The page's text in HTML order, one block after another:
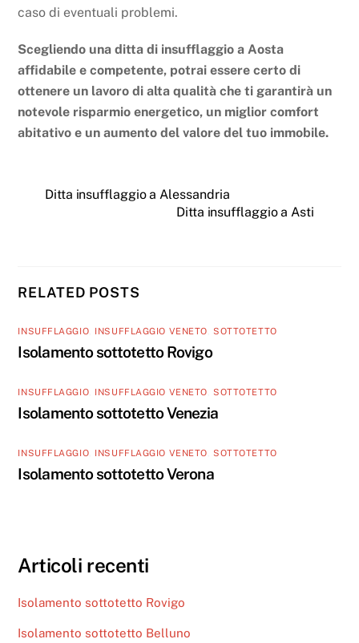
caso di eventuali problemi.
Scegliendo una ditta di insufflaggio a Aosta
affidabile e competente, potrai essere certo di
ottenere un lavoro di alta qualità che ti garantirà un
notevole risparmio energetico, un miglior comfort
abitativo e un aumento del valore del tuo immobile.
Ditta insufflaggio a Alessandria
Ditta insufflaggio a Asti
RELATED POSTS
INSUFFLAGGIO INSUFFLAGGIO VENETO ,SOTTOTETTO
Isolamento sottotetto Rovigo
INSUFFLAGGIO INSUFFLAGGIO VENETO ,SOTTOTETTO
Isolamento sottotetto Venezia
INSUFFLAGGIO INSUFFLAGGIO VENETO ,SOTTOTETTO
Isolamento sottotetto Verona
Articoli recenti
Isolamento sottotetto Rovigo
Isolamento sottotetto Belluno